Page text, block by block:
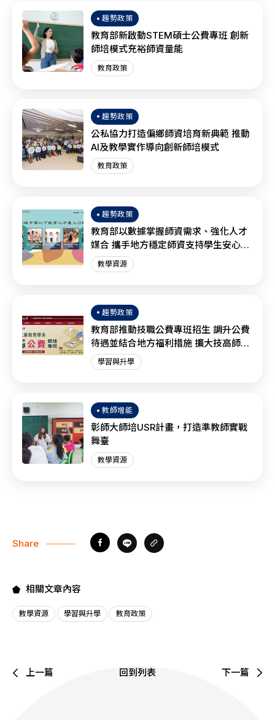
趨勢政策
教育部新啟動STEM碩士公費專班 創新
師培模式充裕師資量能
教育政策
趨勢政策
公私協力打造偏鄉師資培育新典範 推動
AI及教學實作導向創新師培模式
教育政策
趨勢政策
教育部以數據掌握師資需求、強化人才
媒合 攜手地方穩定師資支持學生安心學
習教學資源
趨勢政策
教育部推動技職公費專班招生 調升公費
待遇並結合地方福利措施 擴大技高師資
培育量能
學習與升學
教師增能
彰師大師培USR計畫，打造準教師實戰
舞臺
教學資源
Share
相關文章內容
教學資源 學習與升學 教育政策
上一篇 回到列表 下一篇